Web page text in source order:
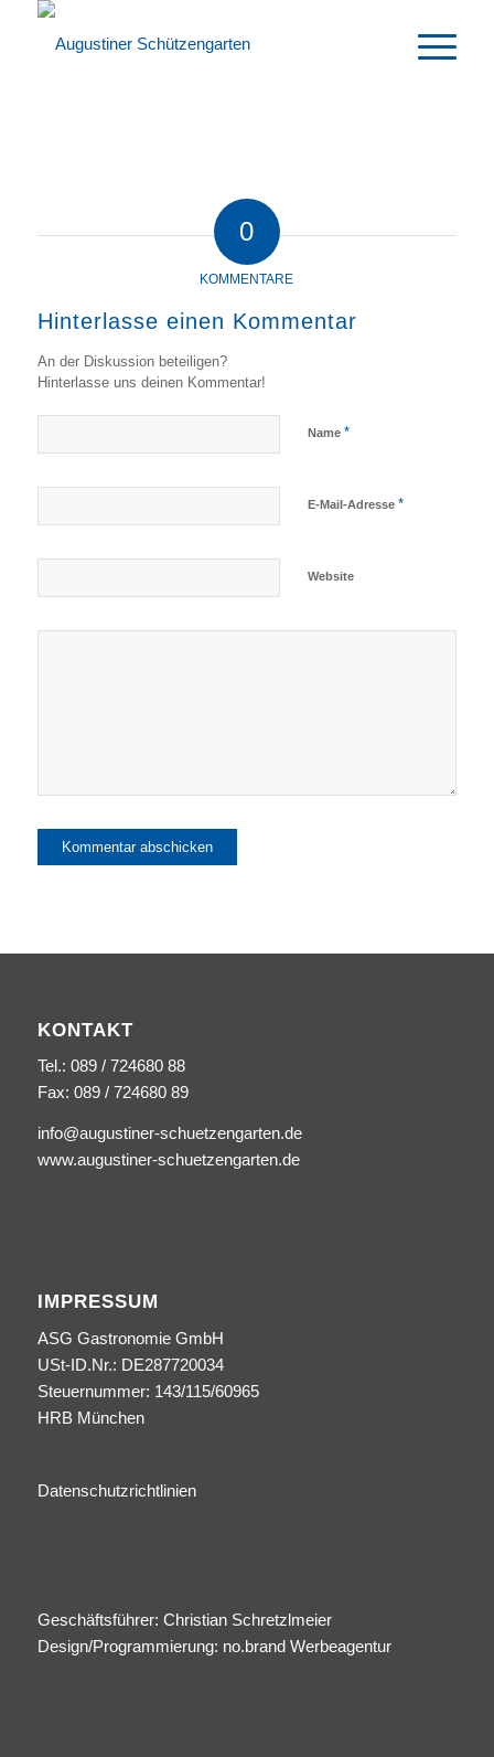
0
KOMMENTARE
Hinterlasse einen Kommentar
An der Diskussion beteiligen?
Hinterlasse uns deinen Kommentar!
Name *
E-Mail-Adresse *
Website
KONTAKT
Tel.: 089 / 724680 88
Fax: 089 / 724680 89
info@augustiner-schuetzengarten.de
www.augustiner-schuetzengarten.de
IMPRESSUM
ASG Gastronomie GmbH
USt-ID.Nr.: DE287720034
Steuernummer: 143/115/60965
HRB München
Datenschutzrichtlinien
Geschäftsführer: Christian Schretzlmeier
Design/Programmierung: no.brand Werbeagentur